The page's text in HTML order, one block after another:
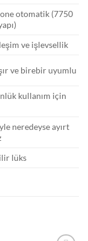
otomatik (7750
ve işlevsellik
ve birebir uyumlu
kullanım için
neredeyse ayırt
lüks